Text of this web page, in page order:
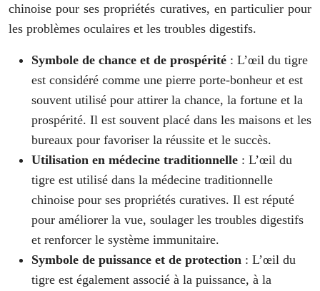
chinoise pour ses propriétés curatives, en particulier pour
les problèmes oculaires et les troubles digestifs.
Symbole de chance et de prospérité : L’œil du tigre
est considéré comme une pierre porte-bonheur et est
souvent utilisé pour attirer la chance, la fortune et la
prospérité. Il est souvent placé dans les maisons et les
bureaux pour favoriser la réussite et le succès.
Utilisation en médecine traditionnelle : L’œil du
tigre est utilisé dans la médecine traditionnelle
chinoise pour ses propriétés curatives. Il est réputé
pour améliorer la vue, soulager les troubles digestifs
et renforcer le système immunitaire.
Symbole de puissance et de protection : L’œil du
tigre est également associé à la puissance, à la